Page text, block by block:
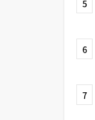
5
6
7